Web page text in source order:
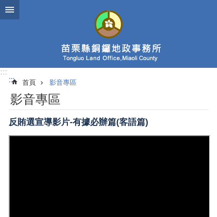
跳到主要內容區塊
:::
:::
首頁 影音專區
影音專區
反賄選宣導影片-有據必辦篇(客語篇)